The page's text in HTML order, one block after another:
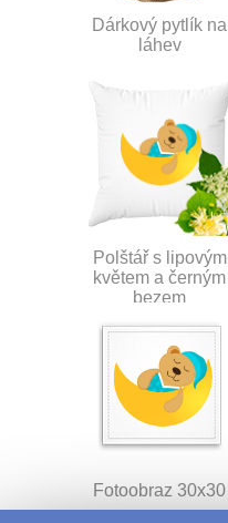
Dárkový pytlík na
láhev
Polštář s lipovým
květem a černým
bezem
Fotoobraz 30x30